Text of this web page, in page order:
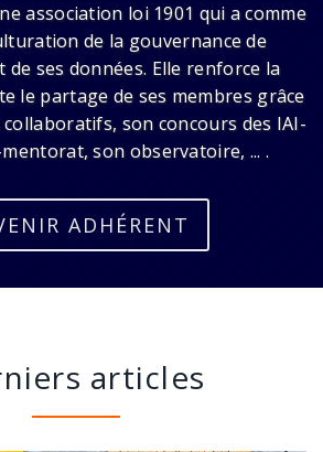
association loi 1901 qui a comme
de la gouvernance de
ses données. Elle renforce la
le partage de ses membres grâce
son concours des IAI-
son observatoire, ... .
ADHÉRENT
articles